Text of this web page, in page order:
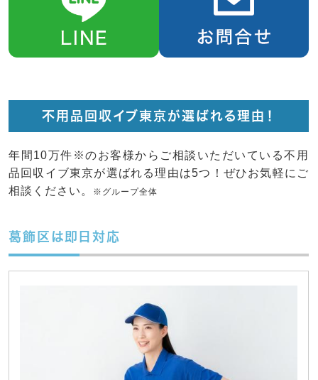
不用品回収イブ東京が選ばれる理由！
年間10万件※のお客様からご相談いただいている不用
品回収イブ東京が選ばれる理由は5つ！ぜひお気軽にご
相談ください。
※グループ全体
葛飾区は即日対応